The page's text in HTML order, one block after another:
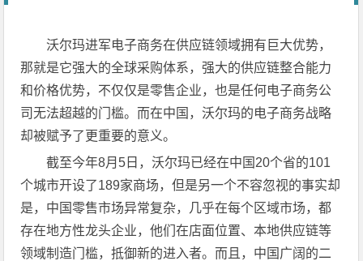
沃尔玛进军电子商务在供应链领域拥有巨大优势，
那就是它强大的全球采购体系，强大的供应链整合能力
和价格优势，不仅仅是零售企业，也是任何电子商务公
司无法超越的门槛。而在中国，沃尔玛的电子商务战略
却被赋予了更重要的意义。
截至今年8月5日，沃尔玛已经在中国20个省的101
个城市开设了189家商场，但是另一个不容忽视的事实却
是，中国零售市场异常复杂，几乎在每个区域市场，都
存在地方性龙头企业，他们在店面位置、本地供应链等
领域制造门槛，抵御新的进入者。而且，中国广阔的二